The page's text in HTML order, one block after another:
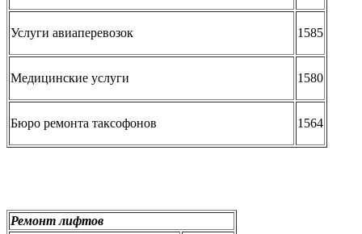
Услуги авиаперевозок 1585
Медицинские услуги 1580
Бюро ремонта таксофонов 1564
Ремонт лифтов